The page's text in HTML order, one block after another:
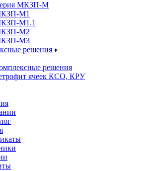
МКЗП-М
М1
М1.1
М2
М3
решения
решения
ячеек КСО, КРУ